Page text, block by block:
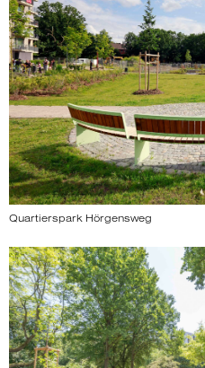
Quartierspark Hörgensweg